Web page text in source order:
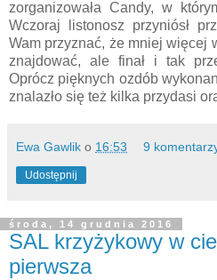
zorganizowała Candy, w
Wczoraj listonosz przyniósł
Wam przyznać, że mniej więcej
znajdować, ale finał i tak
Oprócz pięknych ozdób
znalazło się też kilka przydasi
Ewa Gawlik o 16:53 9
Udostępnij
środa, 14 grudnia 2016
SAL krzyżykowy w
pierwsza